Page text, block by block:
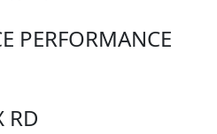
PERFORMANCE